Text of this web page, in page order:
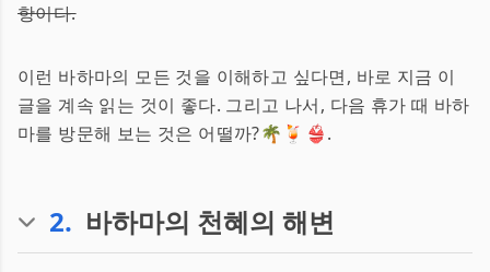
항이다.
이런 바하마의 모든 것을 이해하고 싶다면, 바로 지금 이
글을 계속 읽는 것이 좋다. 그리고 나서, 다음 휴가 때 바하
마를 방문해 보는 것은 어떨까?🌴🍹👙.
2. 바하마의 천혜의 해변